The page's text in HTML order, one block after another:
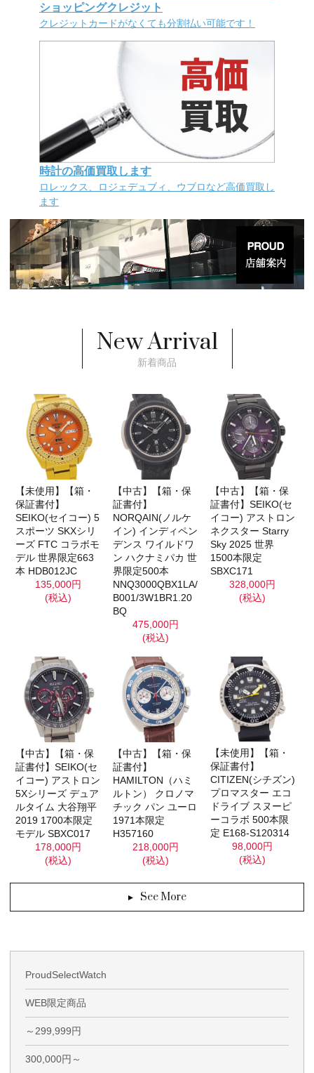
ショッピングクレジット
クレジットカードがなくても分割払い可能です！
時計の高価買取します
ロレックス、ロジェデュブィ、ウブロなど高価買取し
ます
New Arrival
新着商品
【未使用】【箱・
保証書付】
SEIKO(セイコー) 5
スポーツ SKXシリ
ーズ FTC コラボモ
デル 世界限定663
本 HDB012JC
135,000円
(税込)
【中古】【箱・保
証書付】
NORQAIN(ノルケ
イン) インディペン
デンス ワイルドワ
ン ハクナミパカ 世
界限定500本
NNQ3000QBX1LA/
B001/3W1BR1.20
BQ
475,000円
(税込)
【中古】【箱・保
証書付】SEIKO(セ
イコー) アストロン
ネクスター Starry
Sky 2025 世界
1500本限定
SBXC171
328,000円
(税込)
【中古】【箱・保
証書付】SEIKO(セ
イコー) アストロン
5Xシリーズ デュア
ルタイム 大谷翔平
2019 1700本限定
モデル SBXC017
178,000円
(税込)
【中古】【箱・保
証書付】
HAMILTON（ハミ
ルトン） クロノマ
チック パン ユーロ
1971本限定
H357160
218,000円
(税込)
【未使用】【箱・
保証書付】
CITIZEN(シチズン)
プロマスター エコ
ドライブ スヌーピ
ーコラボ 500本限
定 E168-S120314
98,000円
(税込)
See More
ProudSelectWatch
WEB限定商品
～299,999円
300,000円～